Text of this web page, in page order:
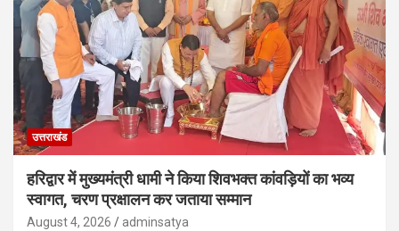
उत्तराखंड
हरिद्वार में मुख्यमंत्री धामी ने किया शिवभक्त कांवड़ियों का भव्य
स्वागत, चरण प्रक्षालन कर जताया सम्मान
August 4, 2026 adminsatya